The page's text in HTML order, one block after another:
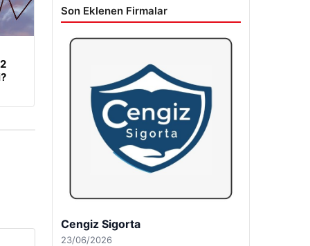
Son Eklenen Firmalar
Hastaş Beton
26/05/2026